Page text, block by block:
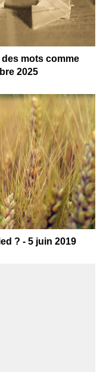
mots comme
2025
? - 5 juin 2019